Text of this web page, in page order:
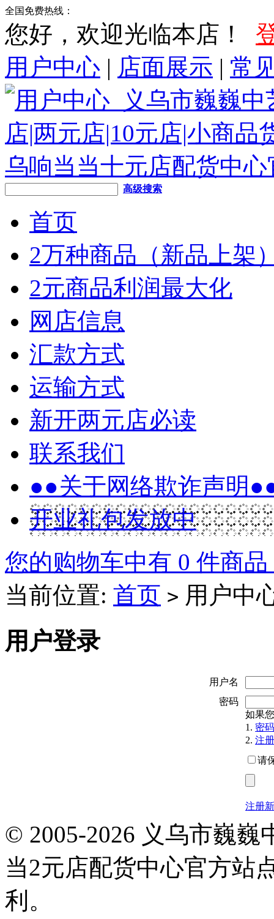
全国免费热线：
您好，欢迎光临本店！
用户中心 | 店面展示 | 常
高级搜索
首页
2万种商品（新品上架
2元商品利润最大化
网店信息
汇款方式
运输方式
新开两元店必读
联系我们
●●关于网络欺诈声明
开业礼包发放中
您的购物车中有 0 件商
当前位置: 首页 > 用户中
用户登录
用户名
密码
如果
1. 密
2. 注
请
注册
© 2005-2026 义乌市巍
当2元店配货中心官方站
利。